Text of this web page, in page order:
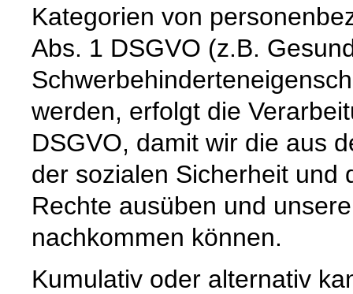
Kategorien von
Abs. 1 DSGVO (z.B.
werden, erfolgt die
DSGVO, damit wir die aus
der sozialen Sicherheit und
Rechte ausüben und
nachkommen können.
Kumulativ oder alternativ